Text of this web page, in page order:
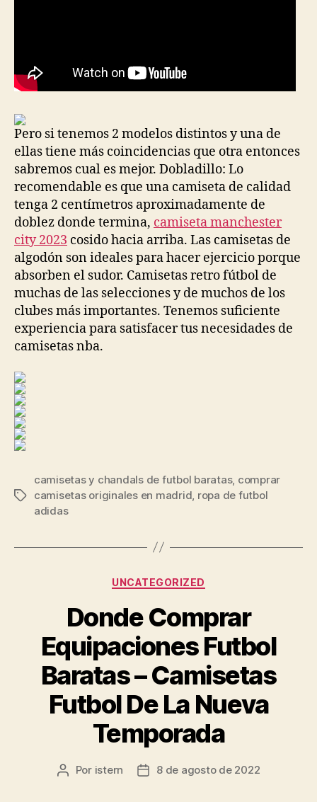
Pero si tenemos 2 modelos distintos y una de
ellas tiene más coincidencias que otra entonces
sabremos cual es mejor. Dobladillo: Lo
recomendable es que una camiseta de calidad
tenga 2 centímetros aproximadamente de
doblez donde termina, camiseta manchester
city 2023 cosido hacia arriba. Las camisetas de
algodón son ideales para hacer ejercicio porque
absorben el sudor. Camisetas retro fútbol de
muchas de las selecciones y de muchos de los
clubes más importantes. Tenemos suficiente
experiencia para satisfacer tus necesidades de
camisetas nba.
Etiquetas
camisetas y chandals de futbol baratas, comprar
camisetas originales en madrid ropa de futbol
adidas
Categorías
UNCATEGORIZED
Donde Comprar
Equipaciones Futbol
Baratas – Camisetas
Futbol De La Nueva
Temporada
Autor
Por istern
Fecha8 de agosto de 2022